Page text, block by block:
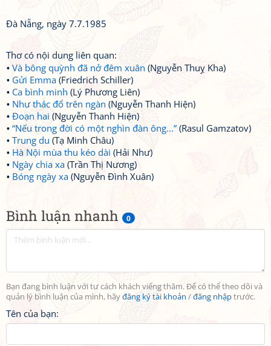
Bình luận nhanh 0
Bạn đang bình luận với tư cách khách viếng thăm. Để có thể theo dõi và
quản lý bình luận của mình, hãyđăng ký tài khoản /đăng nhậptrước.
Tên của bạn:
Đà Nẵng, ngày 7.7.1985
Thơ có nội dung liên quan:
Và bông quỳnh đã nở đêm xuân (Nguyễn Thuỵ Kha)
Gửi Emma (Friedrich Schiller)
Ca bình minh (Lý Phương Liên)
Như thác đổ trên ngàn (Nguyễn Thanh Hiện)
Đoạn hai (Nguyễn Thanh Hiện)
“Nếu trong đời có một nghìn đàn ông...” (Rasul Gamzatov)
Trung du (Tạ Minh Châu)
Hà Nội mùa thu kéo dài (Hải Như)
Ngày chia xa (Trần Thị Nương)
Bóng ngày xa (Nguyễn Đình Xuân)